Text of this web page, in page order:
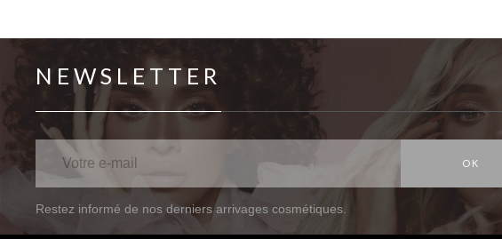
NEWSLETTER
OK
Restez informé de nos derniers arrivages cosmétiques.